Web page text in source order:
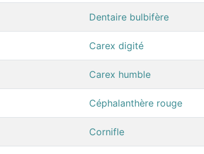
Dentaire bulbifère
Carex digité
Carex humble
Céphalanthère rouge
Cornifle